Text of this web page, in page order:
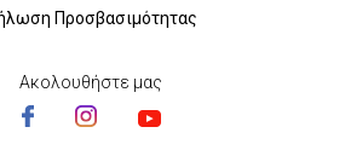
Προσβασιμότητας
Ακολουθήστε μας